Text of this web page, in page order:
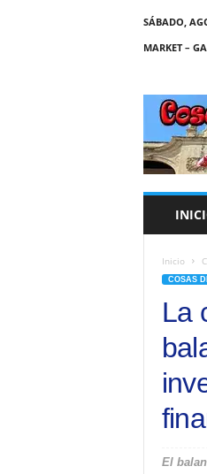
SÁBADO,
MARKET –
C
A
S
Inicio
COSAS
La
El